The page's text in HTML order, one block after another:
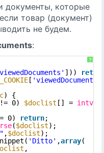
документы, которые
товар (документ)
не будем.
:
?
]))
[ 'viewedDocuments'
) {
0) $doclist [] = intval
0) return;
($doclist);
,$doclist);
'Ditto' ,array(
,